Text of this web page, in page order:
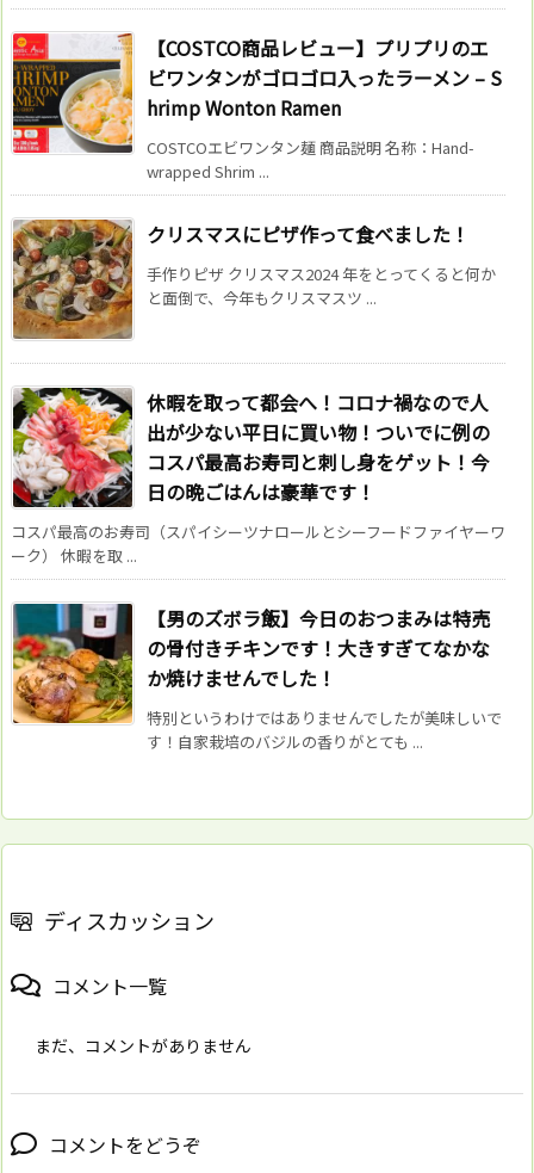
【COSTCO商品レビュー】プリプリのエ
ビワンタンがゴロゴロ入ったラーメン – S
hrimp Wonton Ramen
COSTCOエビワンタン麺 商品説明 名称：Hand-
wrapped Shrim ...
クリスマスにピザ作って食べました！
手作りピザ クリスマス2024 年をとってくると何か
と面倒で、今年もクリスマスツ ...
休暇を取って都会へ！コロナ禍なので人
出が少ない平日に買い物！ついでに例の
コスパ最高お寿司と刺し身をゲット！今
日の晩ごはんは豪華です！
コスパ最高のお寿司（スパイシーツナロールとシーフードファイヤーワ
ーク） 休暇を取 ...
【男のズボラ飯】今日のおつまみは特売
の骨付きチキンです！大きすぎてなかな
か焼けませんでした！
特別というわけではありませんでしたが美味しいで
す！自家栽培のバジルの香りがとても ...
ディスカッション
コメント一覧
まだ、コメントがありません
コメントをどうぞ